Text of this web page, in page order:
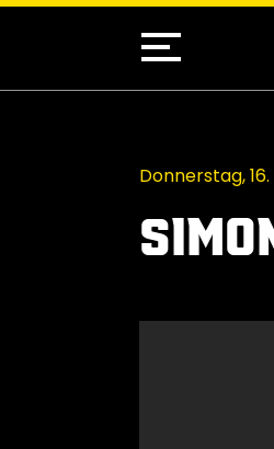
Donnerstag,